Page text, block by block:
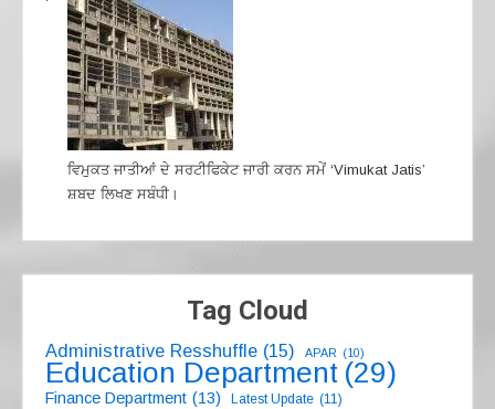
ਵਿਮੁਕਤ ਜਾਤੀਆਂ ਦੇ ਸਰਟੀਫਿਕੇਟ ਜਾਰੀ ਕਰਨ ਸਮੇਂ ‘Vimukat Jatis’
ਸ਼ਬਦ ਲਿਖਣ ਸਬੰਧੀ।
Tag Cloud
Administrative Resshuffle (15) APAR (10)
Education Department (29)
Finance Department (13) Latest Update (11)